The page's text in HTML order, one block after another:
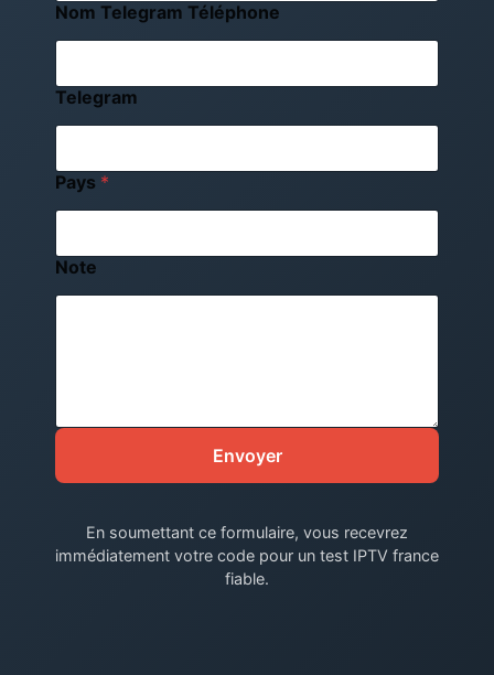
Nom Telegram Téléphone
Telegram
Pays *
Note
Envoyer
En soumettant ce formulaire, vous recevrez
immédiatement votre code pour un test IPTV france
fiable.